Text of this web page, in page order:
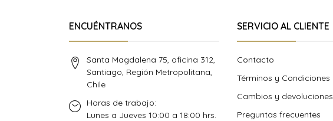
ENCUÉNTRANOS
Santa Magdalena 75, oficina 312,
Santiago, Región Metropolitana,
Chile
Horas de trabajo:
Lunes a Jueves 10:00 a 18:00 hrs.
SERVICIO AL CLIENTE
Contacto
Términos y Condiciones
Cambios y devoluciones
Preguntas frecuentes